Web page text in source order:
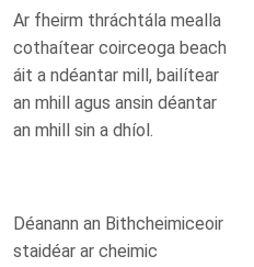
Ar fheirm thráchtála mealla
cothaítear coirceoga beach
áit a ndéantar mill, bailítear
an mhill agus ansin déantar
an mhill sin a dhíol.
Déanann an Bithcheimiceoir
staidéar ar cheimic